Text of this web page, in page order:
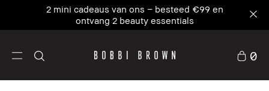
2 mini cadeaus van ons – besteed €99 en
ontvang 2 beauty essentials
0